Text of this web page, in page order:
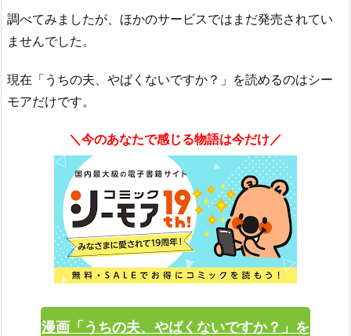
調べてみましたが、ほかのサービスではまだ発売されてい
ませんでした。
現在「うちの夫、やばくないですか？」を読めるのはシー
モアだけです。
＼今のあなたで感じる物語は今だけ／
漫画「うちの夫、やばくないですか？」を